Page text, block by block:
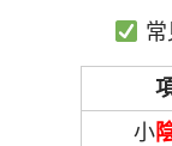
常
小